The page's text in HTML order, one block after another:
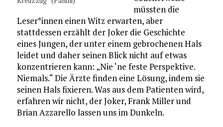
müssten die
Leser*innen einen Witz erwarten, aber
stattdessen erzählt der Joker die Geschichte
eines Jungen, der unter einem gebrochenen Hals
leidet und daher seinen Blick nicht auf etwas
konzentrieren kann: „Nie ‘ne feste Perspektive.
Niemals.“ Die Ärzte finden eine Lösung, indem sie
seinen Hals fixieren. Was aus dem Patienten wird,
erfahren wir nicht, der Joker, Frank Miller und
Brian Azzarello lassen uns im Dunkeln.